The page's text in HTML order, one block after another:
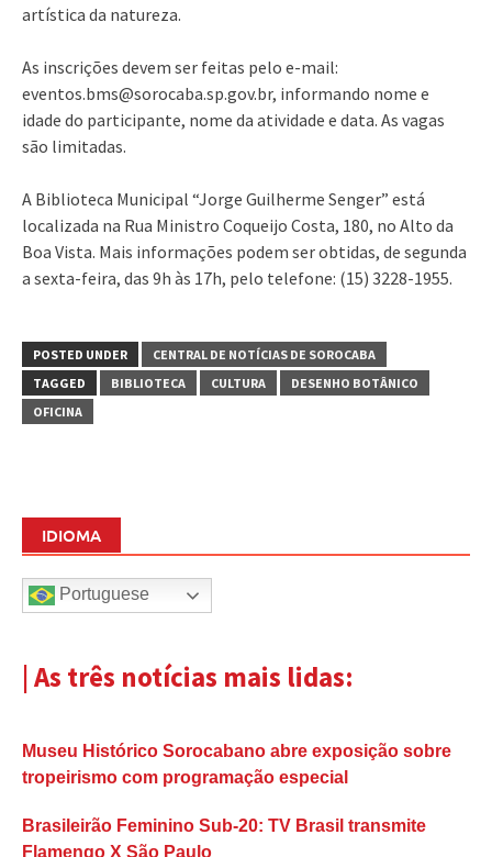
artística da natureza.
As inscrições devem ser feitas pelo e-mail:
eventos.bms@sorocaba.sp.gov.br, informando nome e
idade do participante, nome da atividade e data. As vagas
são limitadas.
A Biblioteca Municipal “Jorge Guilherme Senger” está
localizada na Rua Ministro Coqueijo Costa, 180, no Alto da
Boa Vista. Mais informações podem ser obtidas, de segunda
a sexta-feira, das 9h às 17h, pelo telefone: (15) 3228-1955.
POSTED UNDER
CENTRAL DE NOTÍCIAS DE SOROCABA
TAGGED
BIBLIOTECA CULTURA
DESENHO BOTÂNICO
OFICINA
IDIOMA
Portuguese
| As três notícias mais lidas:
Museu Histórico Sorocabano abre exposição sobre
tropeirismo com programação especial
Brasileirão Feminino Sub-20: TV Brasil transmite
Flamengo X São Paulo